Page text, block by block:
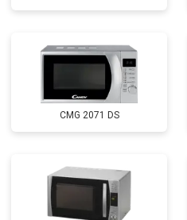
CMG 2071 DS